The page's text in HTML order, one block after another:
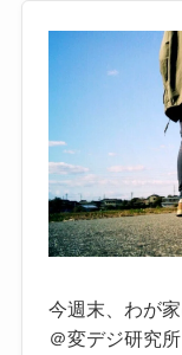
今週末、わが
＠変デジ研究所